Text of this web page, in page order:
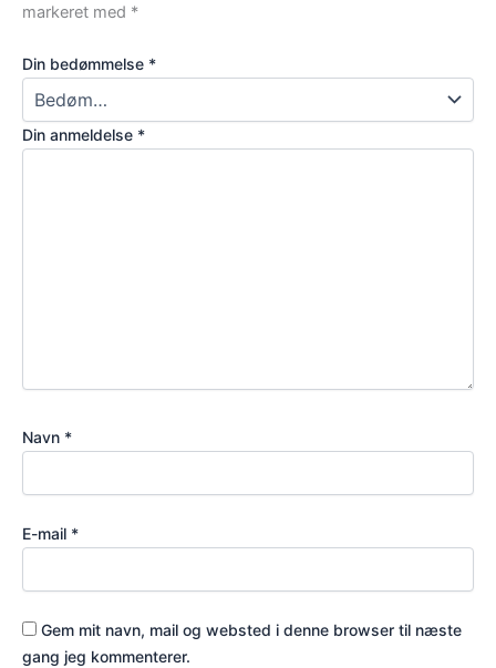
markeret med *
Din bedømmelse *
Din anmeldelse *
Navn *
E-mail *
Gem mit navn, mail og websted i denne browser til næste
gang jeg kommenterer.